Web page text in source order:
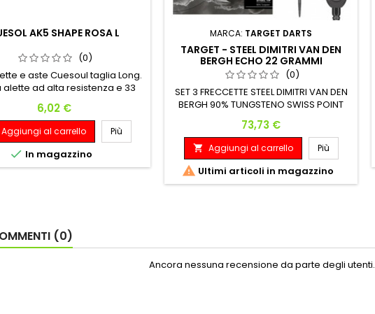
AK5 SHAPE ROSA L
(0)
e aste Cuesoul taglia Long.
alette ad alta resistenza e 33
di lunghezza delle aste.
Prezzo
6,02 €
Aggiungi al carrello Più
 In magazzino
MARCA: TARGET DARTS
TARGET - STEEL DIMITRI VAN DEN
BERGH ECHO 22 GRAMMI
(0)
SET 3 FRECCETTE STEEL DIMITRI VAN DEN
BERGH 90% TUNGSTENO SWISS POINT
Peso: Lunghezza: Diametro Massimo:
22 G. 48.90 mm 6.40 mm
Prezzo
73,73 €
 Aggiungi al carrello Più
 Ultimi articoli in magazzino
(0)
Ancora nessuna recensione da parte degli utenti.